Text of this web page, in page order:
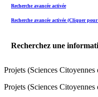
Recherche avancée activée
Recherche avancée activée (Cliquer
Recherchez une
Projets (Sciences Citoyennes
Projets (Sciences Citoyennes